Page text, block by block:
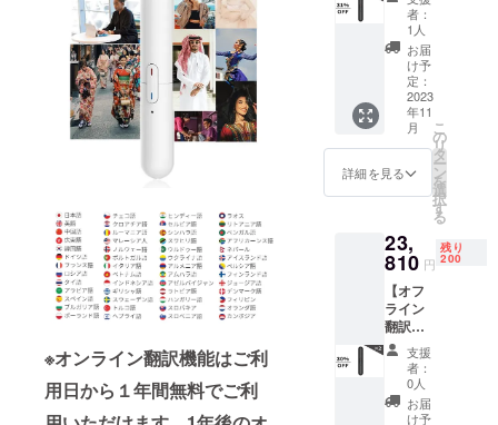
※オンライン翻訳機能はご利
用日から１年間無料でご利
イン翻
訳機能
を有効
にする
カード
×1 充電
ケーブ
30cm×
1 スト
語取扱
説明書
からお
選びい
ただけ
ます。
※オフラ
イン翻
訳機能
は購入
し】AI
音声翻
訳機
「Senof
u」×3
定価：
21,024
円（税
込） ※
送料無
料（日
内容
物： AI
音声翻
訳機
「Senof
u」×3
充電
ケーブ
30cm×
3 スト
者：
1人
お届
け予
定：
2023
年11
月
詳細を見る
こ
の
リ
タ
ー
ン
を
選
択
す
る
23,
810 円
残り
200
【オフ
ライン
翻訳機
能付
き】AI
音声翻
訳機
「Senof
支援
者：
0人
お届
け予